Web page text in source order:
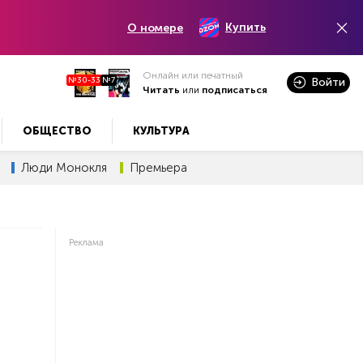
О номере Купить
№30-33 №7
Онлайн или печатный
Читать или подписаться
Войти
ОБЩЕСТВО КУЛЬТУРА
Люди Монокля Премьера
Реклама